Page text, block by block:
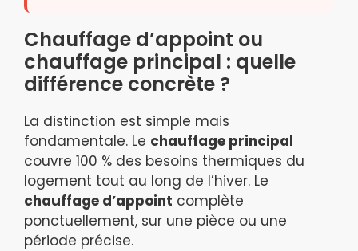
Chauffage d’appoint ou
chauffage principal : quelle
différence concrète ?
La distinction est simple mais
fondamentale. Le chauffage principal
couvre 100 % des besoins thermiques du
logement tout au long de l’hiver. Le
chauffage d’appoint complète
ponctuellement, sur une pièce ou une
période précise.